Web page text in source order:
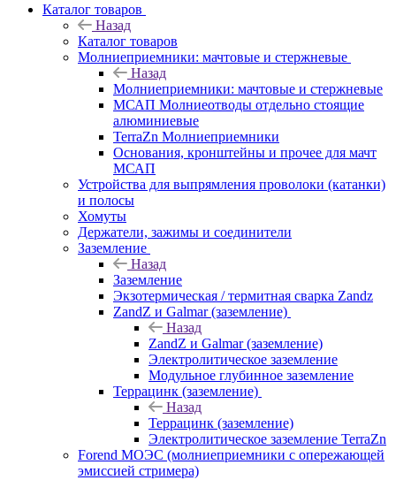
Каталог товаров
Назад
Каталог товаров
Молниеприемники: мачтовые и стержневые
Назад
Молниеприемники: мачтовые и стержневые
МСАП Молниеотводы отдельно стоящие
алюминиевые
TerraZn Молниеприемники
Основания, кронштейны и прочее для мачт
МСАП
Устройства для выпрямления проволоки (катанки)
и полосы
Хомуты
Держатели, зажимы и соединители
Заземление
Назад
Заземление
Экзотермическая / термитная сварка Zandz
ZandZ и Galmar (заземление)
Назад
ZandZ и Galmar (заземление)
Электролитическое заземление
Модульное глубинное заземление
Террацинк (заземление)
Назад
Террацинк (заземление)
Электролитическое заземление TerraZn
Forend МОЭС (молниеприемники с опережающей
эмиссией стримера)